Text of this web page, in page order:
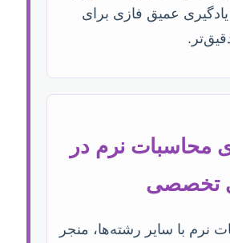
عمیق فازی برای
محاسبات نرم در
تخصصی
نرم با سایر رشته‌ها، منجر